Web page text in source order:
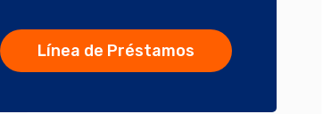
Línea de Préstamos